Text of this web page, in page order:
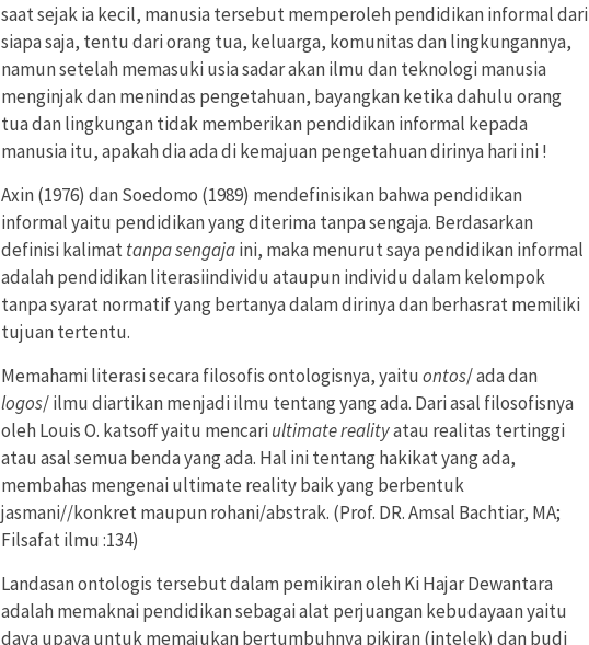
saat sejak ia kecil, manusia tersebut memperoleh pendidikan informal dari
siapa saja, tentu dari orang tua, keluarga, komunitas dan lingkungannya,
namun setelah memasuki usia sadar akan ilmu dan teknologi manusia
menginjak dan menindas pengetahuan, bayangkan ketika dahulu orang
tua dan lingkungan tidak memberikan pendidikan informal kepada
manusia itu, apakah dia ada di kemajuan pengetahuan dirinya hari ini !
Axin (1976) dan Soedomo (1989) mendefinisikan bahwa pendidikan
informal yaitu pendidikan yang diterima tanpa sengaja. Berdasarkan
definisi kalimattanpa sengajaini, maka menurut saya pendidikan informal
adalah pendidikan literasiindividu ataupun individu dalam kelompok
tanpa syarat normatif yang bertanya dalam dirinya dan berhasrat memiliki
tujuan tertentu.
Memahami literasi secara filosofis ontologisnya, yaituontos/ ada dan
logos/ ilmu diartikan menjadi ilmu tentang yang ada. Dari asal filosofisnya
oleh Louis O. katsoff yaitu mencariultimate realityatau realitas tertinggi
atau asal semua benda yang ada. Hal ini tentang hakikat yang ada,
membahas mengenai ultimate reality baik yang berbentuk
jasmani//konkret maupun rohani/abstrak. (Prof. DR. Amsal Bachtiar, MA;
Filsafat ilmu :134)
Landasan ontologis tersebut dalam pemikiran oleh Ki Hajar Dewantara
adalah memaknai pendidikan sebagai alat perjuangan kebudayaan yaitu
daya upaya untuk memajukan bertumbuhnya pikiran (intelek) dan budi